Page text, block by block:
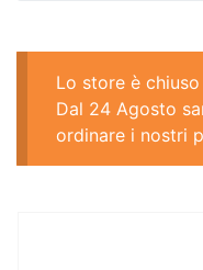
Lo store è
Dal 24 Agosto
ordinare i nostri